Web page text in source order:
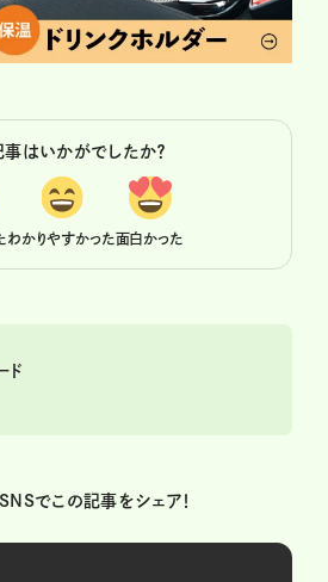
事はいかがでしたか？
わかりやすかった面白かった
ド
でこの記事をシェア！